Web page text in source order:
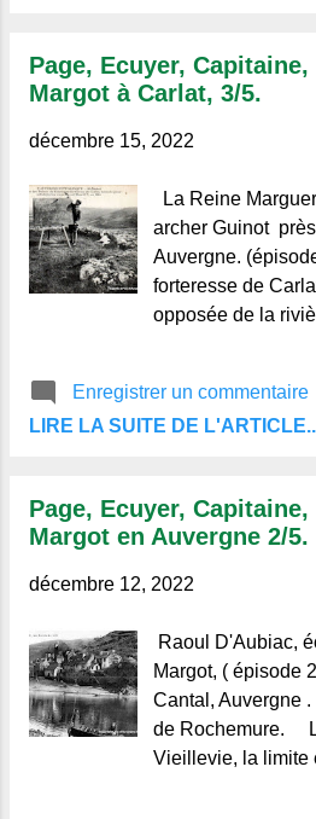
lieu sûr, au cœur
Guises et des
une épidémie
Aurillac la mort
entassant chaque
cadavres. La
vaccin ne
importée du
Urbain , gagnait
haute vallée. Des
Page, Ecuyer, Capitaine,
Margot à Carlat, 3/5.
décembre 15, 2022
La Reine
archer Guinot
Auvergne.
forteresse de
opposée de la
qu'archers et
faire tomber et qui
mieux favorisé de
moyenne,
torse puissant se
ses bras nus se
le jeu des
noire et frisée,
son nez droit, sa
épaisses et
Enregistrer un commentaire
LIRE LA SUITE DE
Page, Ecuyer, Capitaine,
Margot en Auvergne 2/5.
décembre 12, 2022
Raoul D'Aubiac,
Margot, ( épisode
Cantal, Auvergne
de Rochemure.
Vieillevie, la limite